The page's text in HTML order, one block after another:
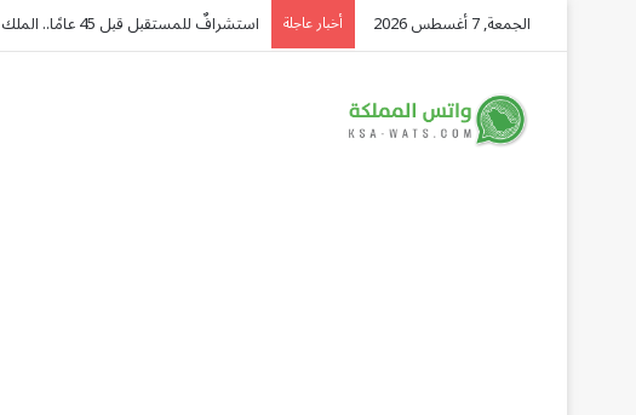
الجمعة, 7 أغسطس 2026 أخبار عاجلة استشرافٌ للمستقبل قبل 45 عامًا.. الملك سلمان: «الدرعية مدينة الماضي والحاضر والمستقبل»